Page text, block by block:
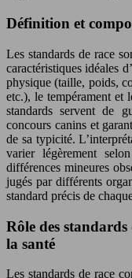
Définition et
Les standards de race
caractéristiques idéales
physique (taille, poids,
etc.), le tempérament et
standards servent de
concours canins et
de sa typicité.
varier légèrement
différences mineures
jugés par différents
standard précis de
Rôle des
la santé
Les standards de race